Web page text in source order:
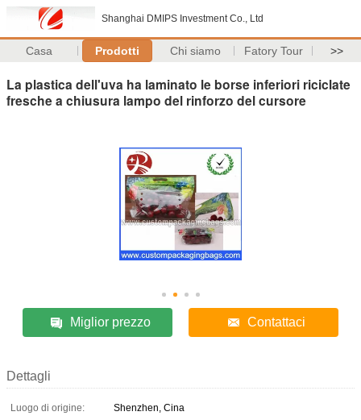
Shanghai DMIPS Investment Co., Ltd
Casa Prodotti Chi siamo Fatory Tour >>
La plastica dell'uva ha laminato le borse inferiori riciclate
fresche a chiusura lampo del rinforzo del cursore
Miglior prezzo Contattaci
Dettagli
Luogo di origine:
Shenzhen, Cina